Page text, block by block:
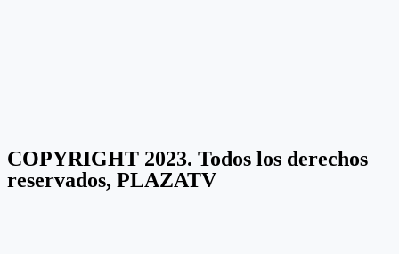
COPYRIGHT 2023. Todos los derechos
reservados, PLAZATV